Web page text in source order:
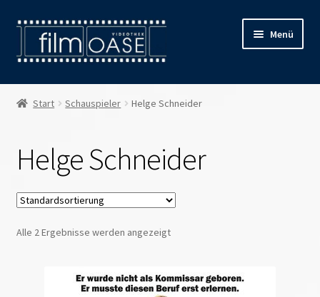
Zur
Navigation
springen
Zum
Inhalt
springen
Menü
Willkommen
Öffnungszeiten
Preise
Kontakt
Start Schauspieler Helge Schneider
Helge Schneider
Alle 2 Ergebnisse werden angezeigt